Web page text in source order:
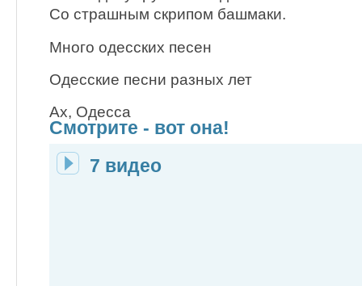
Со страшным скрипом башмаки.
Много одесских песен
Одесские песни разных лет
Ах, Одесса
Смотрите - вот она!
7 видео